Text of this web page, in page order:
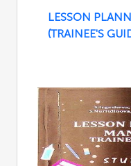
LESSON
(TRAINEE'S